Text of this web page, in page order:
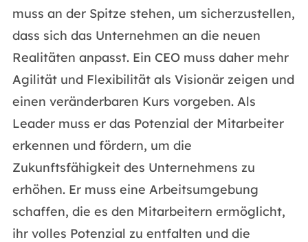
muss an der Spitze stehen, um sicherzustellen,
dass sich das Unternehmen an die neuen
Realitäten anpasst. Ein CEO muss daher mehr
Agilität und Flexibilität als Visionär zeigen und
einen veränderbaren Kurs vorgeben. Als
Leader muss er das Potenzial der Mitarbeiter
erkennen und fördern, um die
Zukunftsfähigkeit des Unternehmens zu
erhöhen. Er muss eine Arbeitsumgebung
schaffen, die es den Mitarbeitern ermöglicht,
ihr volles Potenzial zu entfalten und die